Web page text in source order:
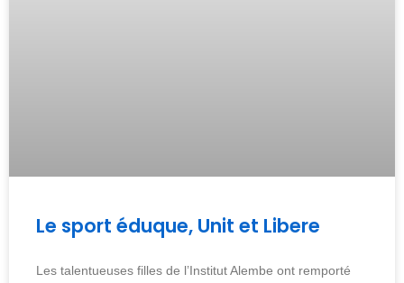
Le sport éduque, Unit et Libere
Les talentueuses filles de l’Institut Alembe ont remporté